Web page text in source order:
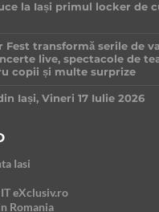
la Iași primul locker de
Fest transformă serile de
live, spectacole de
copii și multe surprize
Iași, Vineri 17 Iulie 2026
Iasi
eXclusiv.ro
Romania